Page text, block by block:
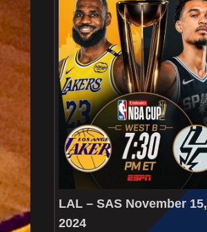
LAL – SAS November 15,
2024